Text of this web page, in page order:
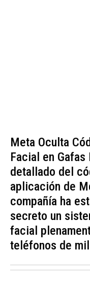
Meta Oculta
Facial en
detallado del
aplicación de
compañía ha
secreto un
facial
teléfonos de